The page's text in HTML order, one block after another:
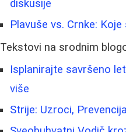
diskusije
Plavuše vs. Crnke:
Tekstovi na srodnim
Isplanirajte savršeno
više
Strije: Uzroci,